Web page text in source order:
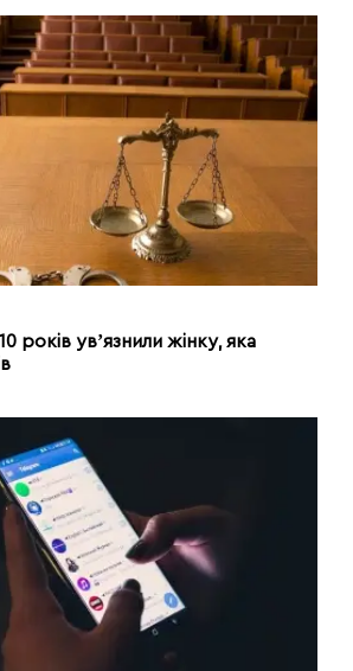
років увʼязнили жінку, яка